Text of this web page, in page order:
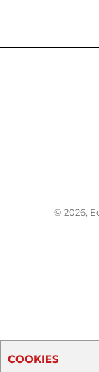
© 2026,
COOKIES